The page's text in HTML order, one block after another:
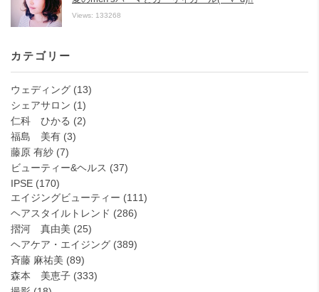
Views: 133268
カテゴリー
ウェディング (13)
シェアサロン (1)
仁科 ひかる (2)
福島 美有 (3)
藤原 有紗 (7)
ビューティー&ヘルス (37)
IPSE (170)
エイジングビューティー (111)
ヘアスタイルトレンド (286)
摺河 真由美 (25)
ヘアケア・エイジング (389)
斉藤 麻祐美 (89)
森本 美恵子 (333)